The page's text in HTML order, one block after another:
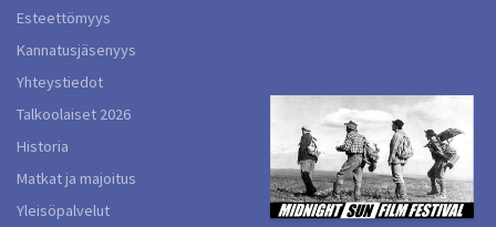
Esteettömyys
Kannatusjäsenyys
Yhteystiedot
Talkoolaiset 2026
Historia
Matkat ja majoitus
Yleisöpalvelut